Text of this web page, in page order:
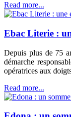
Read more...
Ebac Literie :
Depuis plus de 75
démarche
opératrices aux
Read more...